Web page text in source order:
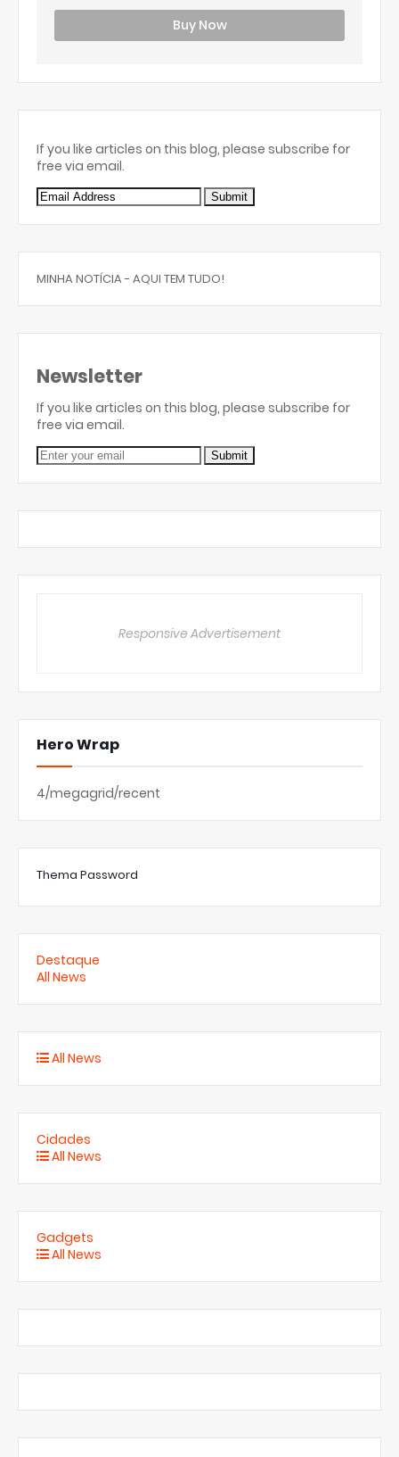
Buy Now
If you like articles on this blog, please subscribe for
free via email.
MINHA NOTÍCIA - AQUI TEM TUDO!
Newsletter
If you like articles on this blog, please subscribe for
free via email.
Responsive Advertisement
Hero Wrap
4/megagrid/recent
Thema Password
Destaque
All News
All News
Cidades
All News
Gadgets
All News